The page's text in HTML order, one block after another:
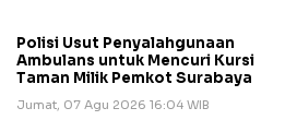
Polisi Usut Penyalahgunaan
Ambulans untuk Mencuri Kursi
Taman Milik Pemkot Surabaya
Jumat, 07 Agu 2026 16:04 WIB